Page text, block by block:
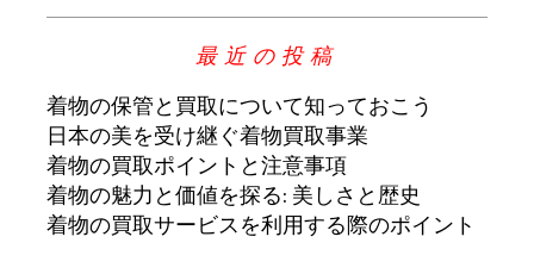
最近の投稿
着物の保管と買取について知っておこう
日本の美を受け継ぐ着物買取事業
着物の買取ポイントと注意事項
着物の魅力と価値を探る: 美しさと歴史
着物の買取サービスを利用する際のポイント